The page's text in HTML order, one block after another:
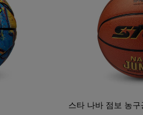
스타 나바 점보 농구